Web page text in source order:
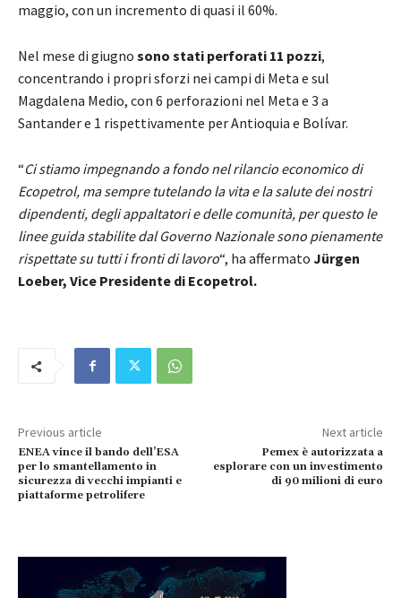
maggio, con un incremento di quasi il 60%.
Nel mese di giugno sono stati perforati 11 pozzi,
concentrando i propri sforzi nei campi di Meta e sul
Magdalena Medio, con 6 perforazioni nel Meta e 3 a
Santander e 1 rispettivamente per Antioquia e Bolívar.
“Ci stiamo impegnando a fondo nel rilancio economico di
Ecopetrol, ma sempre tutelando la vita e la salute dei nostri
dipendenti, degli appaltatori e delle comunità, per questo le
linee guida stabilite dal Governo Nazionale sono pienamente
rispettate su tutti i fronti di lavoro“, ha affermato Jürgen
Loeber, Vice Presidente di Ecopetrol.
Previous article
ENEA vince il bando dell’ESA
per lo smantellamento in
sicurezza di vecchi impianti e
piattaforme petrolifere
Next article
Pemex è autorizzata a
esplorare con un investimento
di 90 milioni di euro